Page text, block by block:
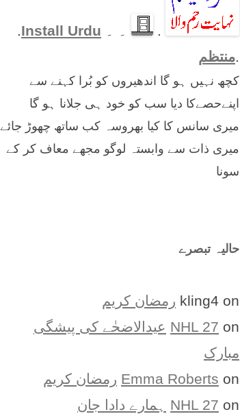
. ۔ ۔ Install Urdu
.
.منتظم
کچھ نہیں ہو گا اندھیروں کو بُرا کہنے سے
اپنےحصےکا دیا سب کو خود ہی جلانا ہو گا
میری سانس کا کیا بھروسہ کب ساتھ چھوڑ جائے
میری ذات سے وابستہ لوگو مجھے معاف کر کے
سونا
حالیہ تبصرے
kling4 on
رمضان کریم
NHL 27 on
عیدالاضحٰے کی پیشگی
مبارک
Emma Roberts on
رمضان کریم
NHL 27 on
ہمارے دادا جان